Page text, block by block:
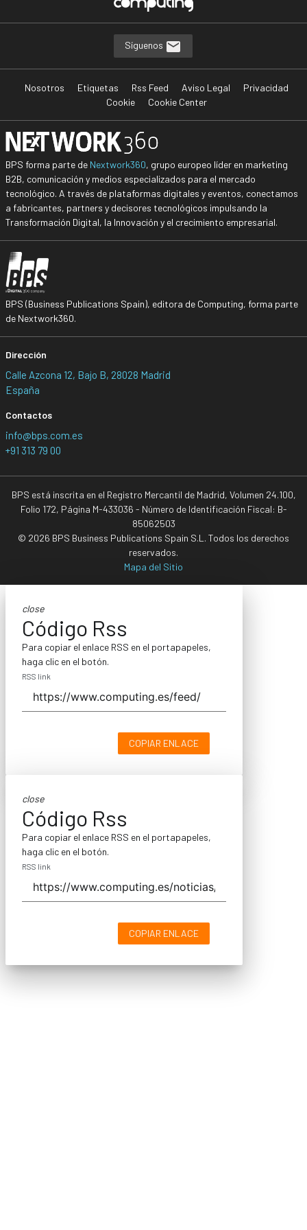
Síguenos
Nosotros Etiquetas Rss Feed Aviso Legal
Privacidad
Cookie
Cookie Center
BPS forma parte de Nextwork360, grupo europeo líder en marketing
B2B, comunicación y medios especializados para el mercado
tecnológico. A través de plataformas digitales y eventos, conectamos
a fabricantes, partners y decisores tecnológicos impulsando la
Transformación Digital, la Innovación y el crecimiento empresarial.
BPS (Business Publications Spain), editora de Computing, forma parte
de Nextwork360.
Dirección
Calle Azcona 12, Bajo B, 28028 Madrid
España
Contactos
info@bps.com.es
+91 313 79 00
BPS está inscrita en el Registro Mercantil de Madrid, Volumen 24.100,
Folio 172, Página M-433036 - Número de Identificación Fiscal: B-
85062503
© 2026 BPS Business Publications Spain S.L. Todos los derechos
reservados.
Mapa del Sitio
close
Código Rss
Para copiar el enlace RSS en el portapapeles,
haga clic en el botón.
RSS link
COPIAR ENLACE
close
Código Rss
Para copiar el enlace RSS en el portapapeles,
haga clic en el botón.
RSS link
COPIAR ENLACE